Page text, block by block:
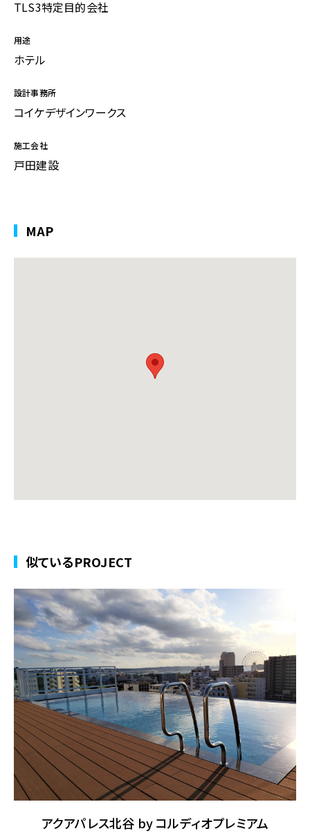
TLS3特定目的会社
用途
ホテル
設計事務所
コイケデザインワークス
施工会社
戸田建設
MAP
似ているPROJECT
アクアパレス北谷 by コルディオプレミアム